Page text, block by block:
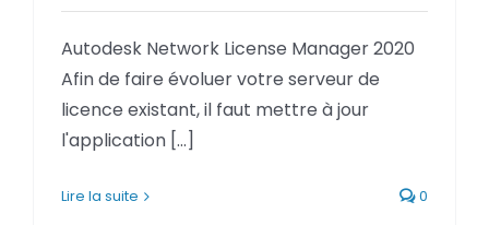
Autodesk Network License Manager 2020
Afin de faire évoluer votre serveur de
licence existant, il faut mettre à jour
l'application [...]
Lire la suite 0